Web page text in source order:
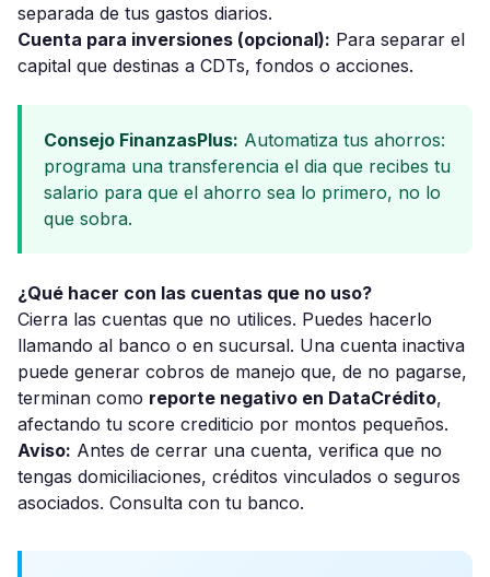
separada de tus gastos diarios.
Cuenta para inversiones (opcional): Para separar el
capital que destinas a CDTs, fondos o acciones.
Consejo FinanzasPlus: Automatiza tus ahorros:
programa una transferencia el dia que recibes tu
salario para que el ahorro sea lo primero, no lo
que sobra.
¿Qué hacer con las cuentas que no uso?
Cierra las cuentas que no utilices. Puedes hacerlo
llamando al banco o en sucursal. Una cuenta inactiva
puede generar cobros de manejo que, de no pagarse,
terminan como reporte negativo en DataCrédito,
afectando tu score crediticio por montos pequeños.
Aviso: Antes de cerrar una cuenta, verifica que no
tengas domiciliaciones, créditos vinculados o seguros
asociados. Consulta con tu banco.